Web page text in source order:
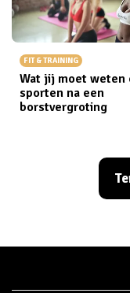
FIT & TRAINING
Wat jij moet weten
sporten na een
borstvergroting